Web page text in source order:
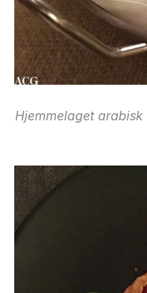
Hjemmelaget